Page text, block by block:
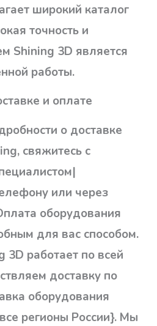
широкий каталог
точность и
Shining 3D является
работы.
и оплате
о доставке
свяжитесь с
или через
оборудования
для вас способом.
работает по всей
доставку по
оборудования
регионы России}. Мы